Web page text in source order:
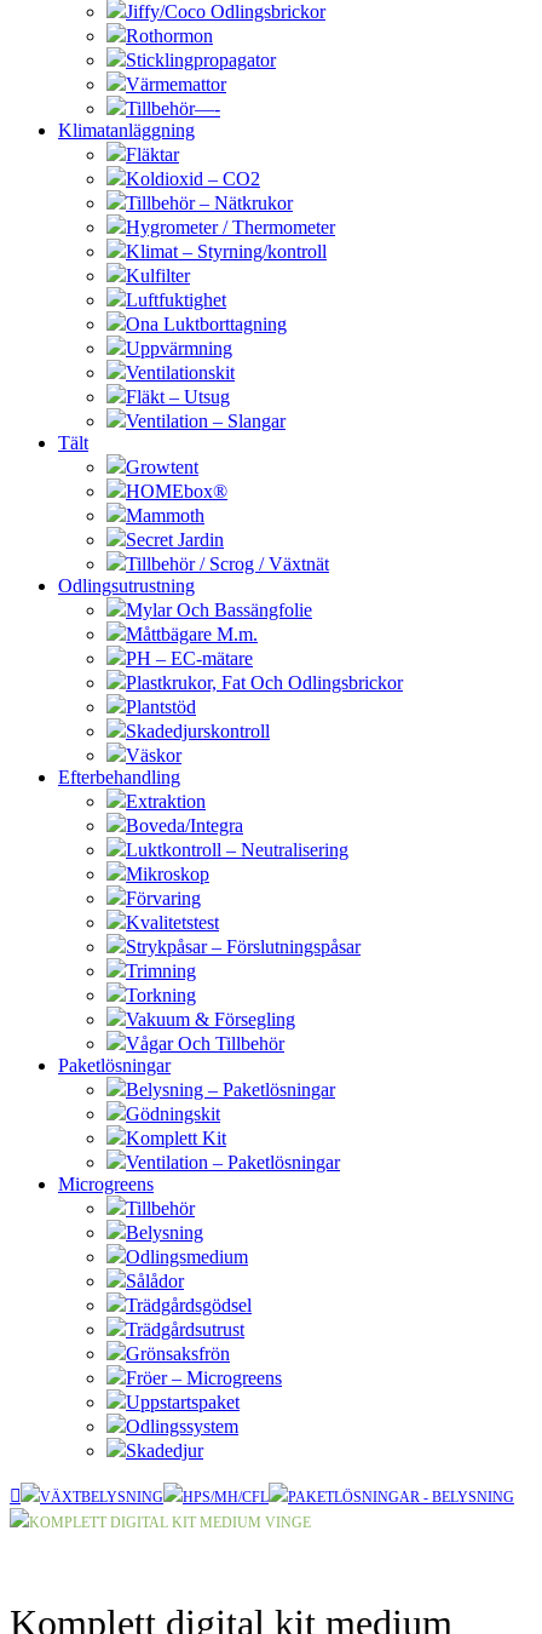
Jiffy/Coco Odlingsbrickor
Rothormon
Sticklingpropagator
Värmemattor
Tillbehör—-
Klimatanläggning
Fläktar
Koldioxid – CO2
Tillbehör – Nätkrukor
Hygrometer / Thermometer
Klimat – Styrning/kontroll
Kulfilter
Luftfuktighet
Ona Luktborttagning
Uppvärmning
Ventilationskit
Fläkt – Utsug
Ventilation – Slangar
Tält
Growtent
HOMEbox®
Mammoth
Secret Jardin
Tillbehör / Scrog / Växtnät
Odlingsutrustning
Mylar Och Bassängfolie
Måttbägare M.m.
PH – EC-mätare
Plastkrukor, Fat Och Odlingsbrickor
Plantstöd
Skadedjurskontroll
Väskor
Efterbehandling
Extraktion
Boveda/Integra
Luktkontroll – Neutralisering
Mikroskop
Förvaring
Kvalitetstest
Strykpåsar – Förslutningspåsar
Trimning
Torkning
Vakuum & Försegling
Vågar Och Tillbehör
Paketlösningar
Belysning – Paketlösningar
Gödningskit
Komplett Kit
Ventilation – Paketlösningar
Microgreens
Tillbehör
Belysning
Odlingsmedium
Sålådor
Trädgårdsgödsel
Trädgårdsutrust
Grönsaksfrön
Fröer – Microgreens
Uppstartspaket
Odlingssystem
Skadedjur
VÄXTBELYSNING HPS/MH/CFL
PAKETLÖSNINGAR - BELYSNING
KOMPLETT DIGITAL KIT MEDIUM VINGE
Komplett digital kit medium